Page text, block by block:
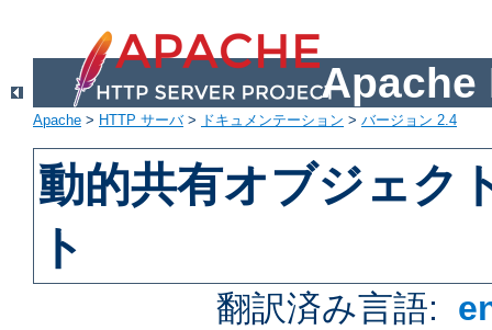
Apache
Apache > HTTP サーバ> ドキュメンテーション > バージョン 2.4
動的共有オブジェク
ト
翻訳済み言語: